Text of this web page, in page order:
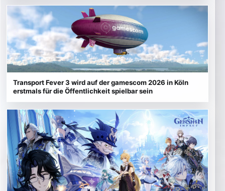
Transport Fever 3 wird auf der gamescom 2026 in Köln
erstmals für die Öffentlichkeit spielbar sein